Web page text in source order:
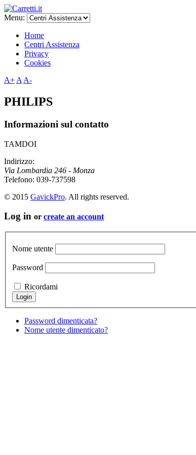
Menu:
Home
Centri Assistenza
Privacy
Cookies
A+ A A-
PHILIPS
Informazioni sul contatto
TAMDOI
Indirizzo:
Via Lombardia 246 - Monza
Telefono: 039-737598
© 2015 GavickPro. All rights reserved.
Log in or create an account
Nome utente
Password
Ricordami
Password dimenticata?
Nome utente dimenticato?